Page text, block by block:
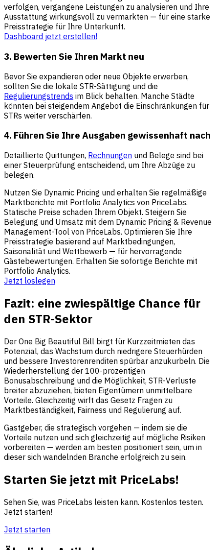
verfolgen, vergangene Leistungen zu analysieren und Ihre
Ausstattung wirkungsvoll zu vermarkten — für eine starke
Preisstrategie für Ihre Unterkunft.
Dashboard jetzt erstellen!
3. Bewerten Sie Ihren Markt neu
Bevor Sie expandieren oder neue Objekte erwerben,
sollten Sie die lokale STR-Sättigung und die
Regulierungstrends im Blick behalten. Manche Städte
könnten bei steigendem Angebot die Einschränkungen für
STRs weiter verschärfen.
4. Führen Sie Ihre Ausgaben gewissenhaft nach
Detaillierte Quittungen, Rechnungen und Belege sind bei
einer Steuerprüfung entscheidend, um Ihre Abzüge zu
belegen.
Nutzen Sie Dynamic Pricing und erhalten Sie regelmäßige
Marktberichte mit Portfolio Analytics von PriceLabs.
Statische Preise schaden Ihrem Objekt. Steigern Sie
Belegung und Umsatz mit dem Dynamic Pricing & Revenue
Management-Tool von PriceLabs. Optimieren Sie Ihre
Preisstrategie basierend auf Marktbedingungen,
Saisonalität und Wettbewerb — für hervorragende
Gästebewertungen. Erhalten Sie sofortige Berichte mit
Portfolio Analytics.
Jetzt loslegen
Fazit: eine zwiespältige Chance für
den STR-Sektor
Der One Big Beautiful Bill birgt für Kurzzeitmieten das
Potenzial, das Wachstum durch niedrigere Steuerhürden
und bessere Investorenrenditen spürbar anzukurbeln. Die
Wiederherstellung der 100-prozentigen
Bonusabschreibung und die Möglichkeit, STR-Verluste
breiter abzuziehen, bieten Eigentümern unmittelbare
Vorteile. Gleichzeitig wirft das Gesetz Fragen zu
Marktbeständigkeit, Fairness und Regulierung auf.
Gastgeber, die strategisch vorgehen — indem sie die
Vorteile nutzen und sich gleichzeitig auf mögliche Risiken
vorbereiten — werden am besten positioniert sein, um in
dieser sich wandelnden Branche erfolgreich zu sein.
Starten Sie jetzt mit PriceLabs!
Sehen Sie, was PriceLabs leisten kann. Kostenlos testen.
Jetzt starten!
Jetzt starten